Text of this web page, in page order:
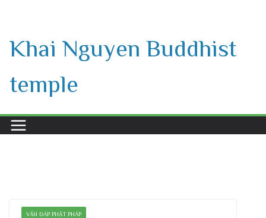
content
Khai Nguyen Buddhist
temple
VẤN ĐÁP PHẬT PHÁP